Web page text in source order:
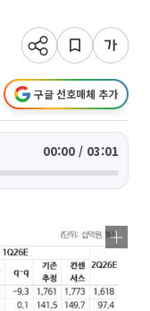
구글 선호매체 추가
00:00 / 03:01